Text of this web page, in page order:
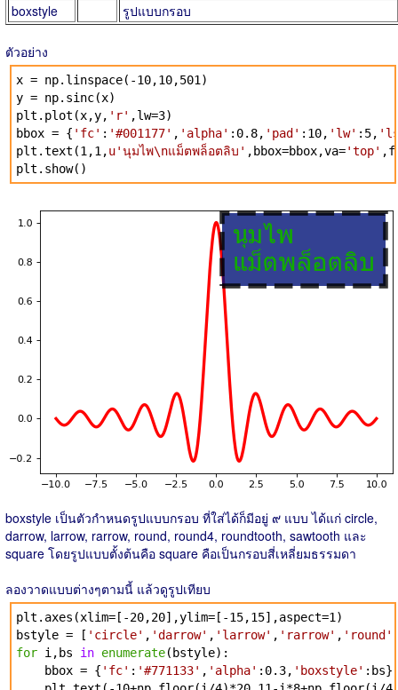
boxstyle
รูปแบบกรอบ
ตัวอย่าง
x = np.linspace(-10,10,501)
y = np.sinc(x)
plt.plot(x,y, 'r' ,lw=3)
bbox = { 'fc' : '#001177' , 'alpha' :0.8, 'pad' :10, 'lw' :5,
plt.text(1,1,u'นุมไพ\nแม็ตพล็อตลิบ' ,bbox=bbox,va='top'
plt.show()
boxstyle เป็นตัวกำหนดรูปแบบกรอบ ที่ใส่ได้ก็มีอยู่ ๙ แบบ ได้แก่ circle,
darrow, larrow, rarrow, round, round4, roundtooth, sawtooth และ
square โดยรูปแบบตั้งต้นคือ square คือเป็นกรอบสี่เหลี่ยมธรรมดา
ลองวาดแบบต่างๆตามนี้ แล้วดูรูปเทียบ
plt.axes(xlim=[-20,20],ylim=[-15,15],aspect=1)
bstyle = [ 'circle' , 'darrow' , 'larrow' , 'rarrow' , 'round'
for i,bs in enumerate(bstyle):
bbox = { 'fc' : '#771133' , 'alpha' :0.3, 'boxstyle' :bs}